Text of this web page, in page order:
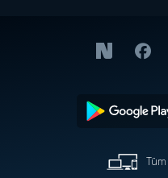
Tüm